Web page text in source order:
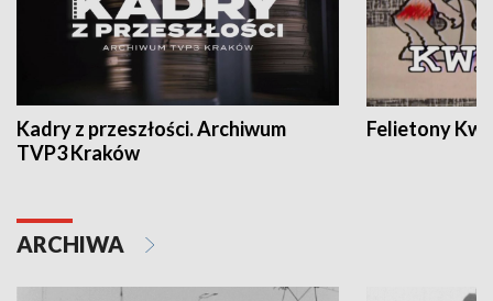
Kadry z przeszłości. Archiwum
TVP3 Kraków
Felietony
ARCHIWA